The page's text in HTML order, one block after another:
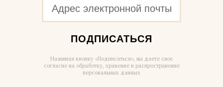
ПОДПИСАТЬСЯ
Нажимая кнопку «Подписаться», вы даете свое
согласие на обработку, хранение и распространение
персональных данных